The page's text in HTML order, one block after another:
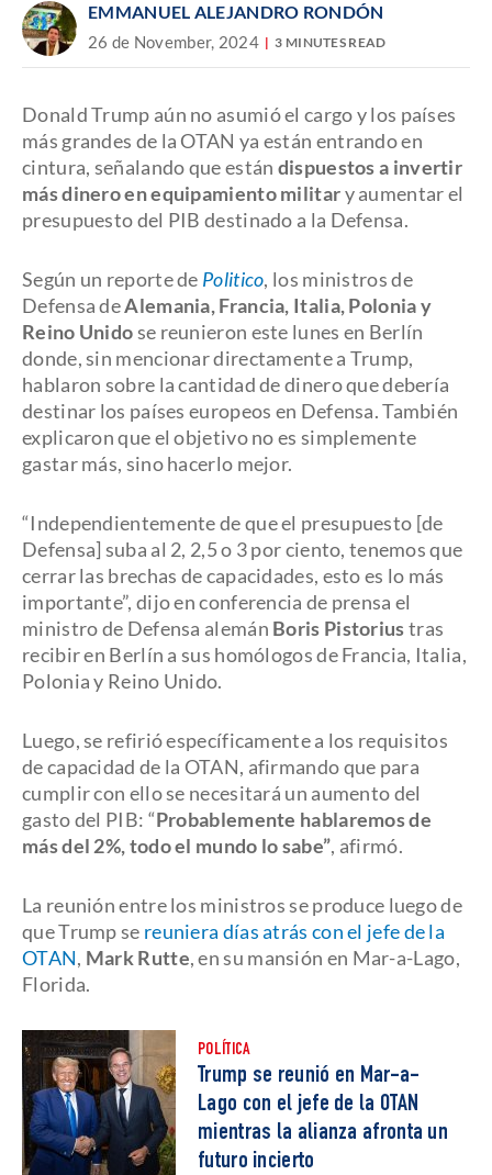
EMMANUEL ALEJANDRO RONDÓN
26 de November, 2024 3 MINUTES READ
Donald Trump aún no asumió el cargo y los países
más grandes de la OTAN ya están entrando en
cintura, señalando que están dispuestos a invertir
más dinero en equipamiento military aumentar el
presupuesto del PIB destinado a la Defensa.
Según un reporte de Politico, los ministros de
Defensa deAlemania, Francia, Italia, Polonia y
Reino Unidose reunieron este lunes en Berlín
donde, sin mencionar directamente a Trump,
hablaron sobre la cantidad de dinero que debería
destinar los países europeos en Defensa. También
explicaron que el objetivo no es simplemente
gastar más, sino hacerlo mejor.
“Independientemente de que el presupuesto [de
Defensa] suba al 2, 2,5 o 3 por ciento, tenemos que
cerrar las brechas de capacidades, esto es lo más
importante”, dijo en conferencia de prensa el
ministro de Defensa alemán Boris Pistoriustras
recibir en Berlín a sus homólogos de Francia, Italia,
Polonia y Reino Unido.
Luego, se refirió específicamente a los requisitos
de capacidad de la OTAN, afirmando que para
cumplir con ello se necesitará un aumento del
gasto del PIB: “Probablemente hablaremos de
más del 2%, todo el mundo lo sabe”, afirmó.
La reunión entre los ministros se produce luego de
que Trump se reuniera días atrás con el jefe de la
OTAN, Mark Rutte, en su mansión en Mar-a-Lago,
Florida.
POLÍTICA
Trump se reunió en Mar-a-
Lago con el jefe de la OTAN
mientras la alianza afronta un
futuro incierto